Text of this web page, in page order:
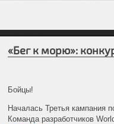
«Бег к морю»:
Бойцы!
Началась Третья кампания
Команда разработчиков